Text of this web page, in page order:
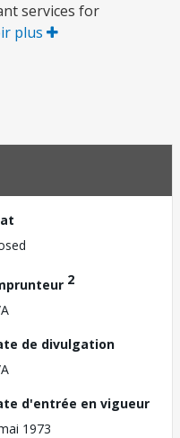
services for
plus
2
de divulgation
d'entrée en vigueur
1973